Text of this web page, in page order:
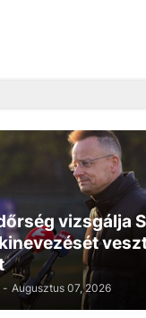
vizsgálja
- Augusztus 07, 2026